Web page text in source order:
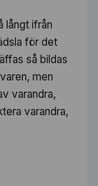
långt ifrån
för det
så bildas
men
varandra,
varandra,